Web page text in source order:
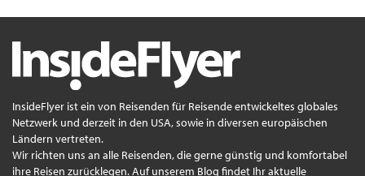
InsideFlyer ist ein von Reisenden für Reisende entwickeltes globales
Netzwerk und derzeit in den USA, sowie in diversen europäischen
Ländern vertreten.
Wir richten uns an alle Reisenden, die gerne günstig und komfortabel
ihre Reisen zurücklegen. Auf unserem Blog findet Ihr aktuelle